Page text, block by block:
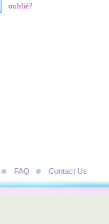
oublié?
FAQ Contact Us